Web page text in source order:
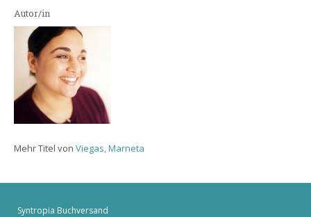
Autor/in
Mehr Titel von Viegas, Marneta
Syntropia Buchversand